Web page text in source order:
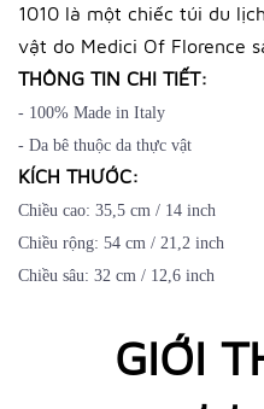
1010 là một chiếc túi du
vật do Medici Of Florence
THÔNG TIN CHI TIẾT:
- 100% Made in Italy
- Da bê thuộc da thực vật
KÍCH THƯỚC:
Chiều cao: 35,5 cm / 14 inch
Chiều rộng: 54 cm / 21,2 inch
Chiều sâu: 32 cm / 12,6 inch
GIỚI